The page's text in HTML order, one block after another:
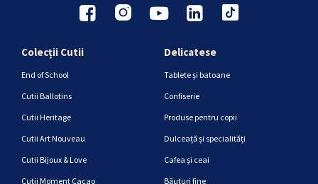
Colecții Cutii
End of School
Cutii Ballotins
Cutii Heritage
Cutii Art Nouveau
Cutii Bijoux & Love
Cutii Moment Cacao
Delicatese
Tablete și batoane
Confiserie
Produse pentru copii
Dulceață și specialități
Cafea și ceai
Băuturi fine